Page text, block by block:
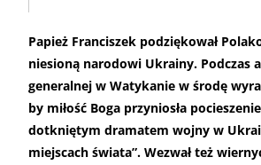
Papież Franciszek podziękował
niesioną narodowi Ukrainy. Podczas
generalnej w Watykanie w środę
by miłość Boga przyniosła
dotkniętym dramatem wojny w
miejscach świata”. Wezwał też